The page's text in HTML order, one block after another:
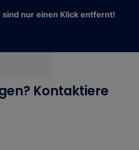
sind nur einen Klick entfernt!
Kontaktiere